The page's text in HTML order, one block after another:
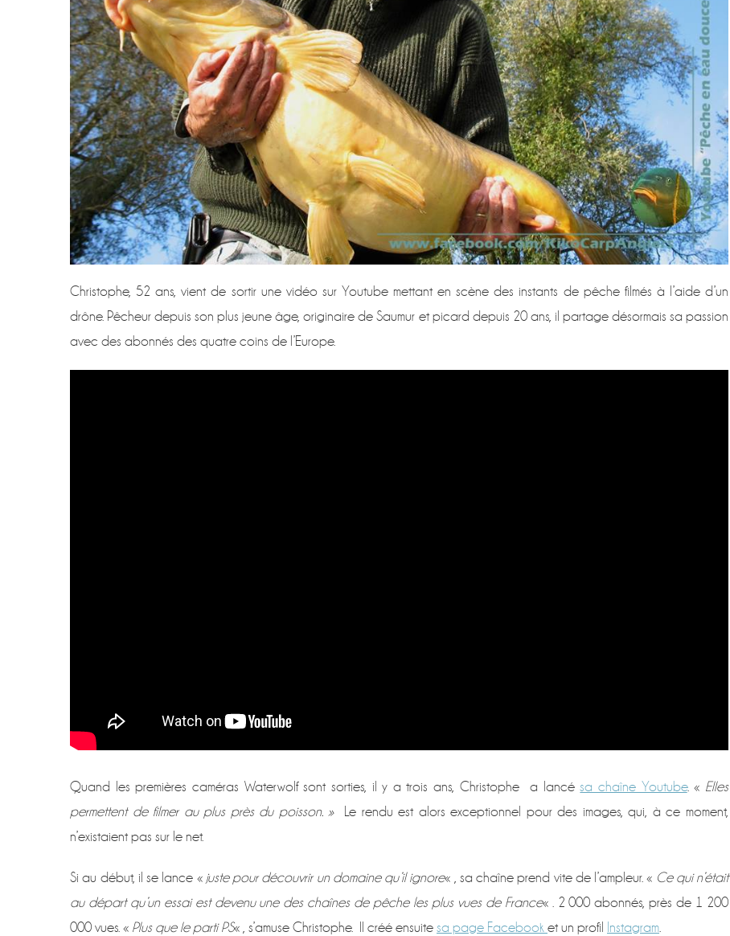
Christophe, 52 ans, vient de sortir une vidéo sur Youtube mettant en scène des instants de pêche filmés à l’aide d’un
drône. Pêcheur depuis son plus jeune âge, originaire de Saumur et picard depuis 20 ans, il partage désormais sa passion
avec des abonnés des quatre coins de l’Europe.
Quand les premières caméras Waterwolf sont sorties, il y a trois ans, Christophe a lancésa chaîne Youtube. « Elles
permettent de filmer au plus près du poisson. »Le rendu est alors exceptionnel pour des images, qui, à ce moment,
n’existaient pas sur le net.
Si au début, il se lance « juste pour découvrir un domaine qu’il ignore« , sa chaîne prend vite de l’ampleur. « Ce qui n’était
au départ qu’un essai est devenu une des chaînes de pêche les plus vues de France« . 2 000 abonnés, près de 1 200
000 vues. « Plus que le parti PS« , s’amuse Christophe. Il créé ensuite sa page Facebook et un profil Instagram